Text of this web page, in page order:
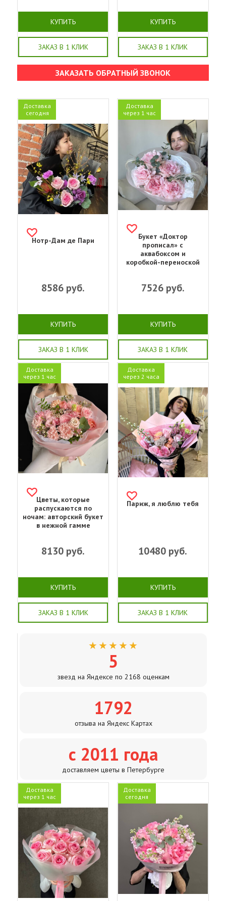
КУПИТЬ
ЗАКАЗ В 1 КЛИК
КУПИТЬ
ЗАКАЗ В 1 КЛИК
ЗАКАЗАТЬ ОБРАТНЫЙ ЗВОНОК
Доставка
сегодня
Нотр-Дам де Пари
8586 руб.
КУПИТЬ
ЗАКАЗ В 1 КЛИК
Доставка
через 1 час
Букет «‎Доктор
прописал»‎ с
аквабоксом и
коробкой-переноской
7526руб.
КУПИТЬ
ЗАКАЗ В 1 КЛИК
Доставка
через 1 час
Цветы, которые
распускаются по
ночам: авторский букет
в нежной гамме
8130 руб.
КУПИТЬ
ЗАКАЗ В 1 КЛИК
Доставка
через 2 часа
Париж, я люблю тебя
10480 руб.
КУПИТЬ
ЗАКАЗ В 1 КЛИК
★★★★★
5
звезд на Яндексе по 2168 оценкам
1792
отзыва на Яндекс Картах
с 2011 года
доставляем цветы в Петербурге
Доставка
через 1 час
Доставка
сегодня